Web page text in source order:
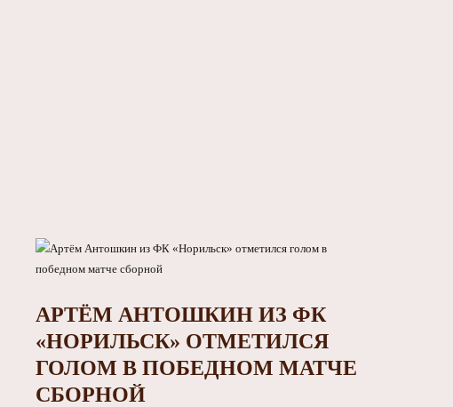
АРТЁМ АНТОШКИН ИЗ ФК
«НОРИЛЬСК» ОТМЕТИЛСЯ
ГОЛОМ В ПОБЕДНОМ МАТЧЕ
СБОРНОЙ